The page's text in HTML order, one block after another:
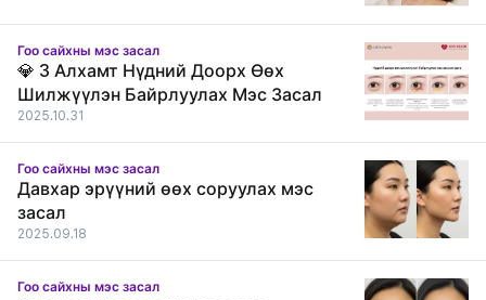
Гоо сайхны мэс засал
💎 3 Алхамт Нүдний Доорх Өөх
Шилжүүлэн Байрлуулах Мэс Засал
2025.10.31
Гоо сайхны мэс засал
Давхар эрүүний өөх соруулах мэс
засал
2025.09.18
Гоо сайхны мэс засал